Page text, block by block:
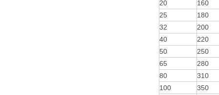
20
160
25
180
32
200
40
220
50
250
65
280
80
310
100
350